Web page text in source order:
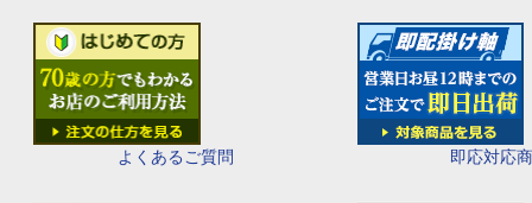
よくあるご質問 即応対応